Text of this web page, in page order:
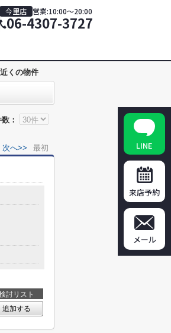
今里店 営業:10:00～20:00
06-4307-3727
くの物件
：
次へ>> 最初
討リスト
追加する
LINE
来店予約
メール